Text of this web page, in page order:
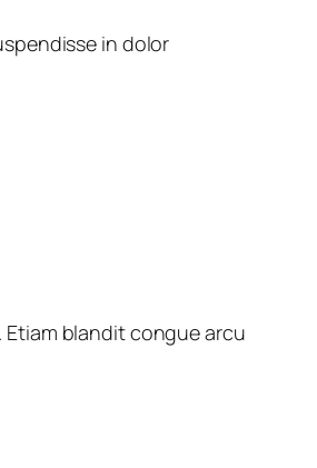
in dolor
blandit congue arcu